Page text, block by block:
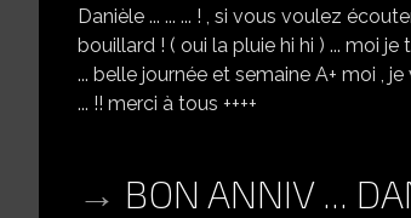
Danièle ... ... ... ! , si vous voulez
bouillard ! ( oui la pluie hi hi ) ... moi
... belle journée et semaine A+ moi ,
... !! merci à tous ++++
BON ANNIV ...